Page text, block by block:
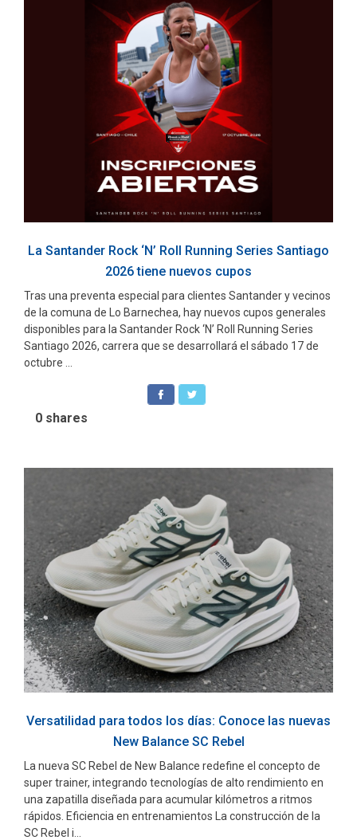
La Santander Rock ‘N’ Roll Running Series Santiago
2026 tiene nuevos cupos
Tras una preventa especial para clientes Santander y vecinos
de la comuna de Lo Barnechea, hay nuevos cupos generales
disponibles para la Santander Rock ‘N’ Roll Running Series
Santiago 2026, carrera que se desarrollará el sábado 17 de
octubre ...
0 shares
Versatilidad para todos los días: Conoce las nuevas
New Balance SC Rebel
La nueva SC Rebel de New Balance redefine el concepto de
super trainer, integrando tecnologías de alto rendimiento en
una zapatilla diseñada para acumular kilómetros a ritmos
rápidos. Eficiencia en entrenamientos La construcción de la
SC Rebel i...